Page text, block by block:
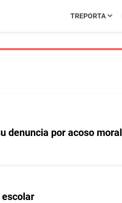
TREPORTA
denuncia por acoso